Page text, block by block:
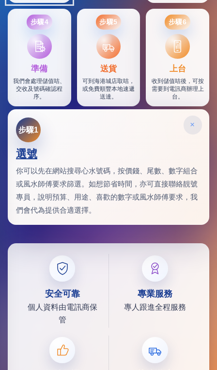
步驟4
準備
我們會處理儲值咭、
交收及號碼確認程
序。
步驟5
SF
送貨
可到海港城店取咭，
或免費順豐本地速遞
送達。
步驟6
上台
收到儲值咭後，可按
需要到電訊商辦理上
台。
×
步驟1
選號
你可以先在網站搜尋心水號碼，按價錢、尾數、數字組合
或風水師傅要求篩選。如想節省時間，亦可直接聯絡靚號
專員，說明預算、用途、喜歡的數字或風水師傅要求，我
們會代為提供合適選擇。
安全可靠
個人資料由電訊商保
管
專業服務
專人跟進全程服務